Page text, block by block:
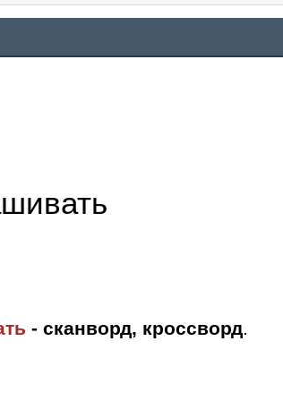
- сканворд, кроссворд.